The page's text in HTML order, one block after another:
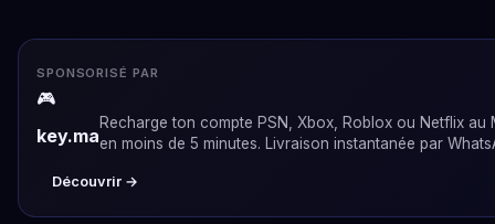
SPONSORISÉ PAR
🎮
key.ma
Recharge ton compte PSN, Xbox, Roblox ou Netflix au
en moins de 5 minutes. Livraison instantanée par
Découvrir →